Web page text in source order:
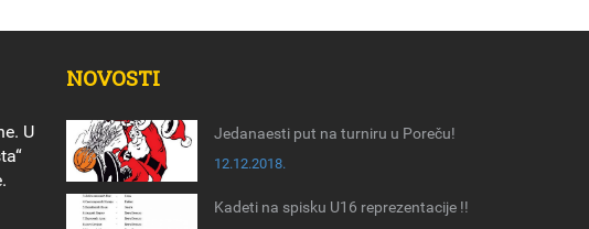
U
NOVOSTI
Jedanaesti put na turniru u Poreču!
12.12.2018.
Kadeti na spisku U16 reprezentacije !!